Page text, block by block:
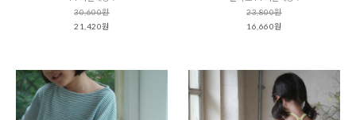
30,600원
21,420원
23,800원
16,660원